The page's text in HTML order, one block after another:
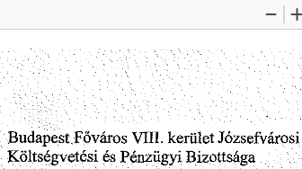
Zoom
Budapest Főváros VHI. kerület Józsefvárosi
. Költségvetési és Pénzügyi Bizottsága . ;.?y